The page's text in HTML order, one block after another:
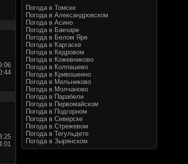
Погода в Томске
Погода в Александровском
Погода в Асино
Погода в Бакчаре
Погода в Белом Яре
Погода в Каргаске
Погода в Кедровом
Погода в Кожевниково
Погода в Колпашево
Погода в Кривошеино
Погода в Мельниково
Погода в Молчаново
Погода в Парабели
Погода в Первомайском
Погода в Подгорном
Погода в Северске
Погода в Стрежевом
Погода в Тегульдете
Погода в Зырянском